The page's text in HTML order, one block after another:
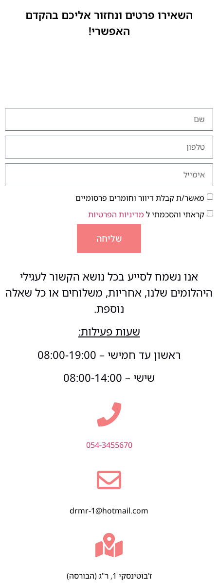
השאירו פרטים ונחזור אליכם בהקדם
האפשרי!
מאשר/ת קבלת דיוור וחומרים פרסומיים
קראתי והסכמתי ל מדיניות הפרטיות
שליחה
אנו נשמח לסייע בכל נושא הקשור לעגילי
היהלומים שלנו, אחריות, משלוחים או כל שאלה
נוספת.
שעות פעילות:
ראשון עד חמישי – 08:00-19:00
שישי – 08:00-14:00
054-3455670
drmr-1@hotmail.com
ז'בוטינסקי 1, ר"ג (הבורסה)